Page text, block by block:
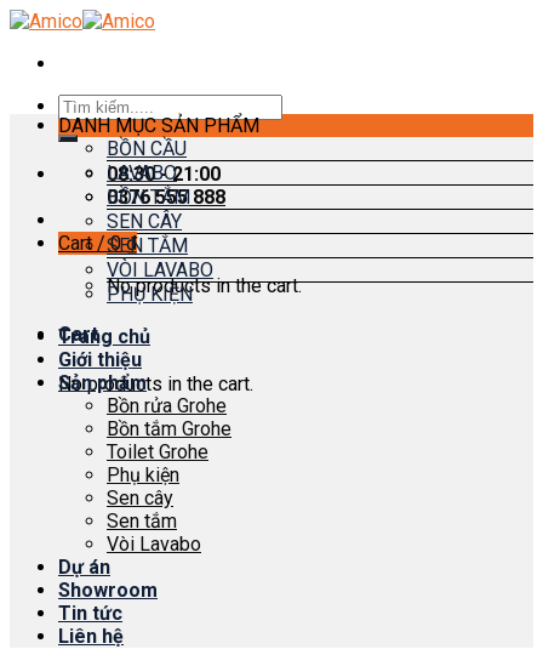
Skip
content
Search
for:
08:30 - 21:00
0376 555 888
Cart /0₫
No products in the cart.
Cart
No products in the cart.
DANH MỤC SẢN PHẨM
BỒN CẦU
LAVABO
BỒN TẮM
SEN CÂY
SEN TẮM
VÒI LAVABO
PHỤ KIỆN
Trang chủ
Giới thiệu
Sản phẩm
Bồn rửa Grohe
Bồn tắm Grohe
Toilet Grohe
Phụ kiện
Sen cây
Sen tắm
Vòi Lavabo
Dự án
Showroom
Tin tức
Liên hệ